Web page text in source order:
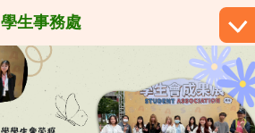
學生事務處